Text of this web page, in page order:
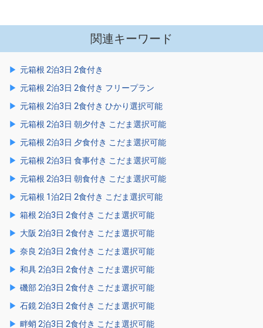
関連キーワード
元箱根 2泊3日 2食付き
元箱根 2泊3日 2食付き フリープラン
元箱根 2泊3日 2食付き ひかり選択可能
元箱根 2泊3日 朝夕付き こだま選択可能
元箱根 2泊3日 夕食付き こだま選択可能
元箱根 2泊3日 食事付き こだま選択可能
元箱根 2泊3日 朝食付き こだま選択可能
元箱根 1泊2日 2食付き こだま選択可能
箱根 2泊3日 2食付き こだま選択可能
大阪 2泊3日 2食付き こだま選択可能
奈良 2泊3日 2食付き こだま選択可能
和具 2泊3日 2食付き こだま選択可能
磯部 2泊3日 2食付き こだま選択可能
石鏡 2泊3日 2食付き こだま選択可能
畔蛸 2泊3日 2食付き こだま選択可能